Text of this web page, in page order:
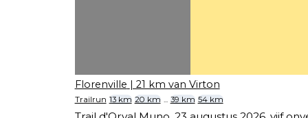
Florenville | 21 km van Virton
Trailrun 13 km 20 km ... 39 km 54 km